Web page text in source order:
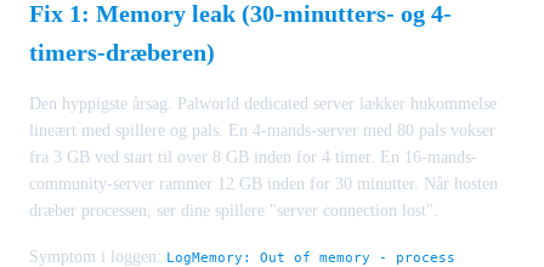
Fix 1: Memory leak (30-minutters- og 4-
timers-dræberen)
Den hyppigste årsag. Palworld dedicated server lækker hukommelse
lineært med spillere og pals. En 4-mands-server med 80 pals vokser
fra 3 GB ved start til over 8 GB inden for 4 timer. En 16-mands-
community-server rammer 12 GB inden for 30 minutter. Når hosten
dræber processen, ser dine spillere "server connection lost".
Symptom i loggen: LogMemory: Out of memory - process